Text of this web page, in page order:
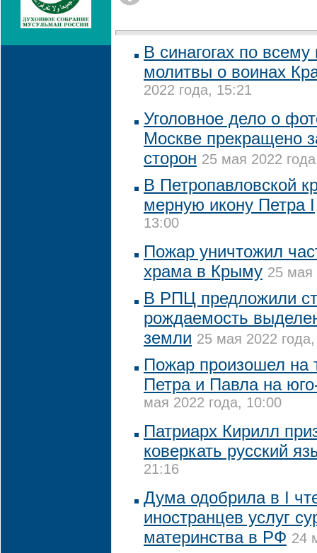
В синагогах по
молитвы о воинах
2022 года, 15:21
Уголовное дело о
Москве прекращено
сторон 25 мая 2022
В Петропавловской
мерную икону Петра I
13:00
Пожар уничтожил
храма в Крыму 25 мая
В РПЦ предложили
рождаемость
земли 25 мая 2022
Пожар произошел на
Петра и Павла на
мая 2022 года, 10:00
Патриарх Кирилл
коверкать русский
21:16
Дума одобрила в I
иностранцев услуг
материнства в РФ 24